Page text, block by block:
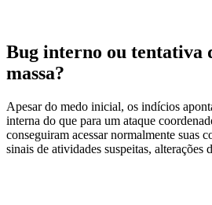
Bug interno ou tentativa
massa?
Apesar do medo inicial, os indícios
interna do que para um ataque
conseguiram acessar normalmente suas
sinais de atividades suspeitas, alterações